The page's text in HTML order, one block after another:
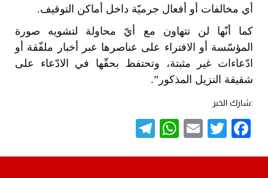
أي مخالفات أو أفعال جرميّة داخل أماكن التوقيف.
كما أنّها لن تتهاون مع أيّ محاولة لتشويه صورة
المؤسّسة أو الافتراء على عناصرها عبر أخبار ملفّقة أو
ادّعاءات غير مثبتة، وتحتفظ بحقّها في الادّعاء على
شقيقة النزيل المذكور”.
:شارك الخبر
Facebook
Twitter
Email
WhatsApp